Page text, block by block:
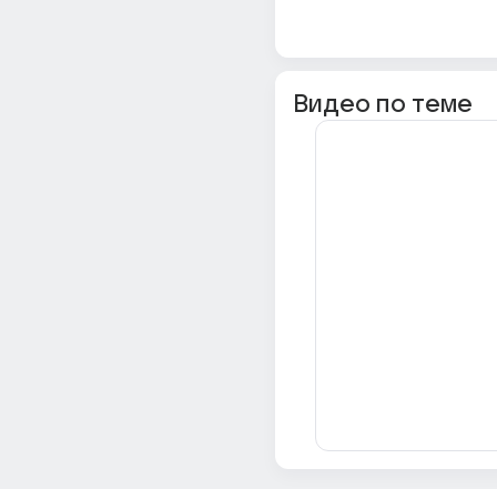
Видео по теме